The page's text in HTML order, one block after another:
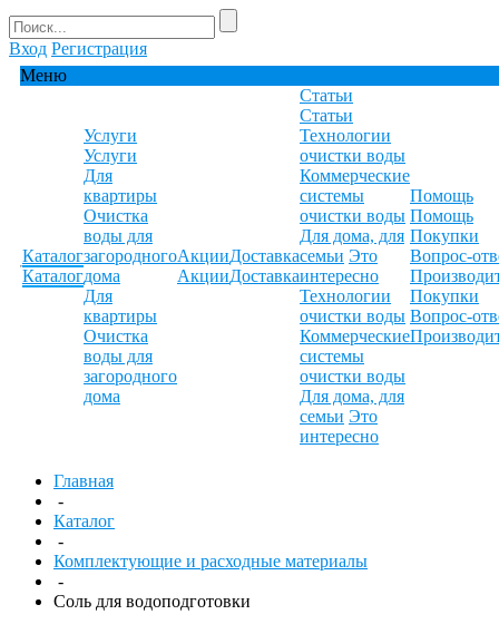
Вход Регистрация
Меню
Каталог
Каталог
Услуги
Услуги
Для
квартиры
Очистка
воды для
загородного
дома
Для
квартиры
Очистка
воды для
загородного
дома
Акции
Акции
Доставка
Доставка
Статьи
Статьи
Технологии
очистки воды
Коммерческие
системы
очистки воды
Для дома, для
семьи Это
интересно
Технологии
очистки воды
Коммерческие
системы
очистки воды
Для дома, для
семьи Это
интересно
Помощь
Помощь
Покупки
Вопрос-
Покупки
Вопрос-
Главная
-
Каталог
-
Комплектующие и расходные материалы
-
Соль для водоподготовки